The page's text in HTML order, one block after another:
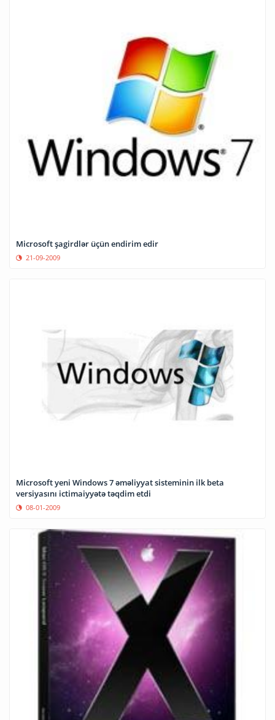
Microsoft şagirdlər üçün endirim edir
21-09-2009
Microsoft yeni Windows 7 əməliyyat sisteminin ilk beta
versiyasını ictimaiyyətə təqdim etdi
08-01-2009